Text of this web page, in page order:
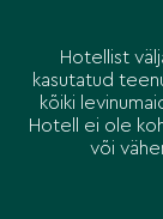
Hotellist
kasutatud
kõiki
Hotell ei ole
või